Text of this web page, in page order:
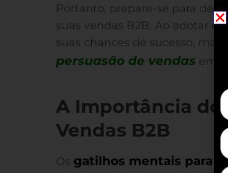
Portanto, prepare-se para
suas vendas B2B. Ao adotar
suas chances de sucesso,
persuasão de vendas em
A Importância
Vendas B2B
Os gatilhos mentais para